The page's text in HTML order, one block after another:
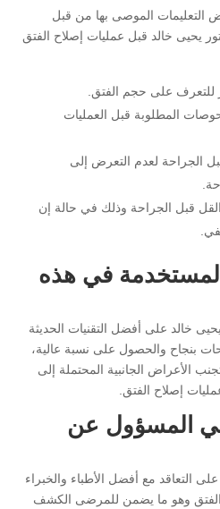
التعليمات الموصى بها من قبل
يحيى خالد قبل عمليات إصلاح الفتق
للتعرف على حجم الفتق.
المطلوبة قبل العمليات
الجراحة لعدم التعرض إلى
ساعات على القل قبل الجراحة وذلك في حالة إن
المستخدمة في هذه
خالد على أفضل التقنيات الحديثة
بنجاح والحصول على نسبة عالية،
الأعراض الجانبية المحتملة إلى
إصلاح الفتق.
المسؤول عن
التعاقد مع أفضل الأطباء والخبراء
وهو ما يضمن للمرضى الكشف